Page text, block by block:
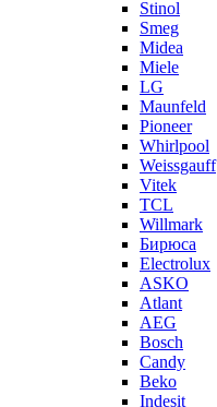
Stinol
Smeg
Midea
Miele
LG
Maunfeld
Pioneer
Whirlpool
Weissgauff
Vitek
TCL
Willmark
Бирюса
Electrolux
ASKO
Atlant
AEG
Bosch
Candy
Beko
Indesit